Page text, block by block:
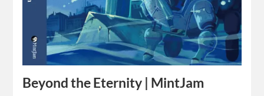
Beyond the Eternity | MintJam